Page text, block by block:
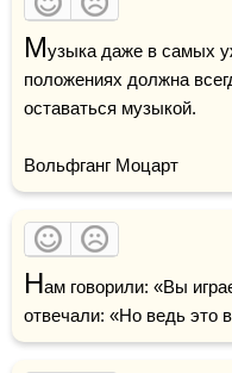
Музыка даже в самых
положениях должна
оставаться музыкой.
Вольфганг Моцарт
Нам говорили: «Вы
отвечали: «Но ведь это